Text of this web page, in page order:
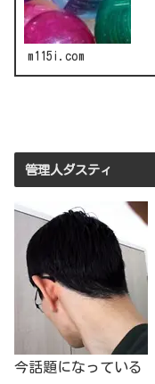
m115i.com
管理人ダスティ
今話題になっている